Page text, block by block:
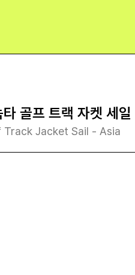
골프 트랙 자켓 세
Track Jacket Sail - Asia